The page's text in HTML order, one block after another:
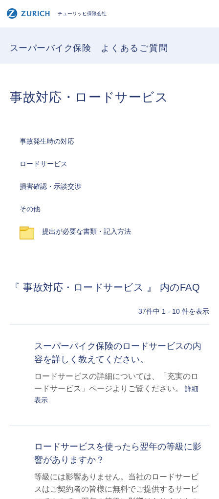
チューリッヒ保険会社
スーパーバイク保険 よくあるご質問
事故対応・ロードサービス
事故発生時の対応
ロードサービス
損害確認・示談交渉
その他
提出が必要な書類・記入方法
『 事故対応・ロードサービス 』 内のFAQ
37件中 1 - 10 件を表示
スーパーバイク保険のロードサービスの内
容を詳しく教えてください。
ロードサービスの詳細については、「充実のロ
ードサービス」ページよりご覧ください。 詳細
表示
ロードサービスを使ったら翌年の等級に影
響がありますか？
等級には影響ありません。当社のロードサービ
スはご契約者の皆様に無料でご提供するサービ